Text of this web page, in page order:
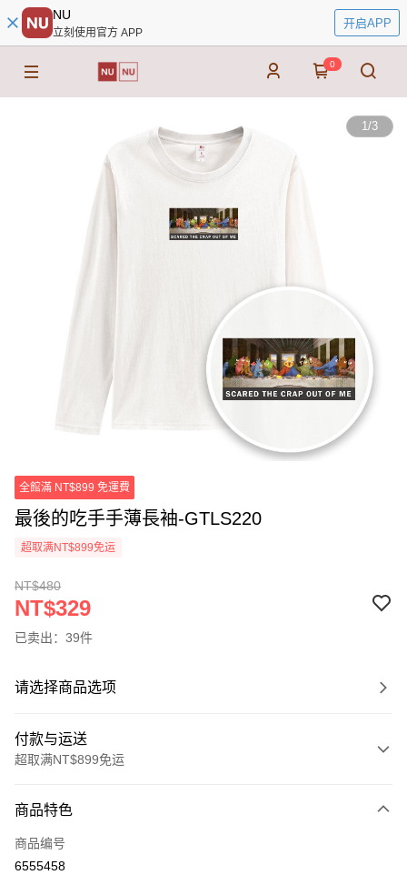
NU
立刻使用官方 APP
开启APP
0
1/3
全館滿 NT$899 免運費
最後的吃手手薄長袖-GTLS220
超取满NT$899免运
NT$480
NT$329
已卖出：39件
请选择商品选项
付款与运送
超取满NT$899免运
信用卡一次付款
信用卡分期付款
商品特色
商品编号
6555458